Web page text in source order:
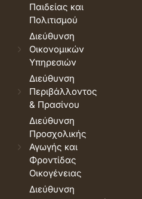
Παιδείας και
Πολιτισμού
Διεύθυνση
Οικονομικών
Υπηρεσιών
Διεύθυνση
Περιβάλλοντος
& Πρασίνου
Διεύθυνση
Προσχολικής
Αγωγής και
Φροντίδας
Οικογένειας
Διεύθυνση